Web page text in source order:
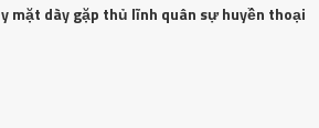
mặt dày gặp thủ lĩnh quân sự huyền thoại